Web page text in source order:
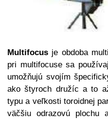
Multifocus je obdoba
pri multifocuse sa
umožňujú svojím
ako štyroch družíc a to
typu a veľkosti toroidnej
väčšiu odrazovú plochu